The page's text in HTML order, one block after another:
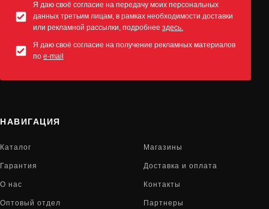
Я даю своё согласие на передачу моих персональных
данных третьим лицам, в рамках необходимости доставки
или рекламной рассылки, подробнее здесь.
Я даю своё согласие на получение рекламных материалов
по e-mail
НАВИГАЦИЯ
Каталог Магазины
Гарантия Доставка и оплата
О нас Контакты
Оптовый отдел Партнеры